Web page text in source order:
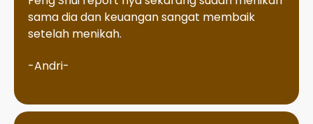
sama dia dan keuangan sangat membaik
setelah menikah.
-Andri-